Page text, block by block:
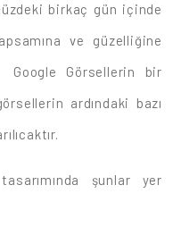
birkaç gün içinde
ve güzelliğine
Görsellerin bir
ardındaki bazı
şunlar yer